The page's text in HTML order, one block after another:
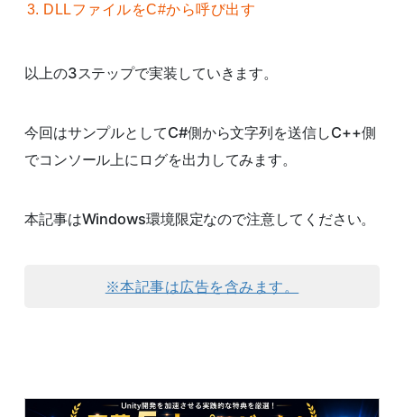
DLLファイルをC#から呼び出す
以上の3ステップで実装していきます。
今回はサンプルとしてC#側から文字列を送信しC++側
でコンソール上にログを出力してみます。
本記事はWindows環境限定なので注意してください。
※本記事は広告を含みます。